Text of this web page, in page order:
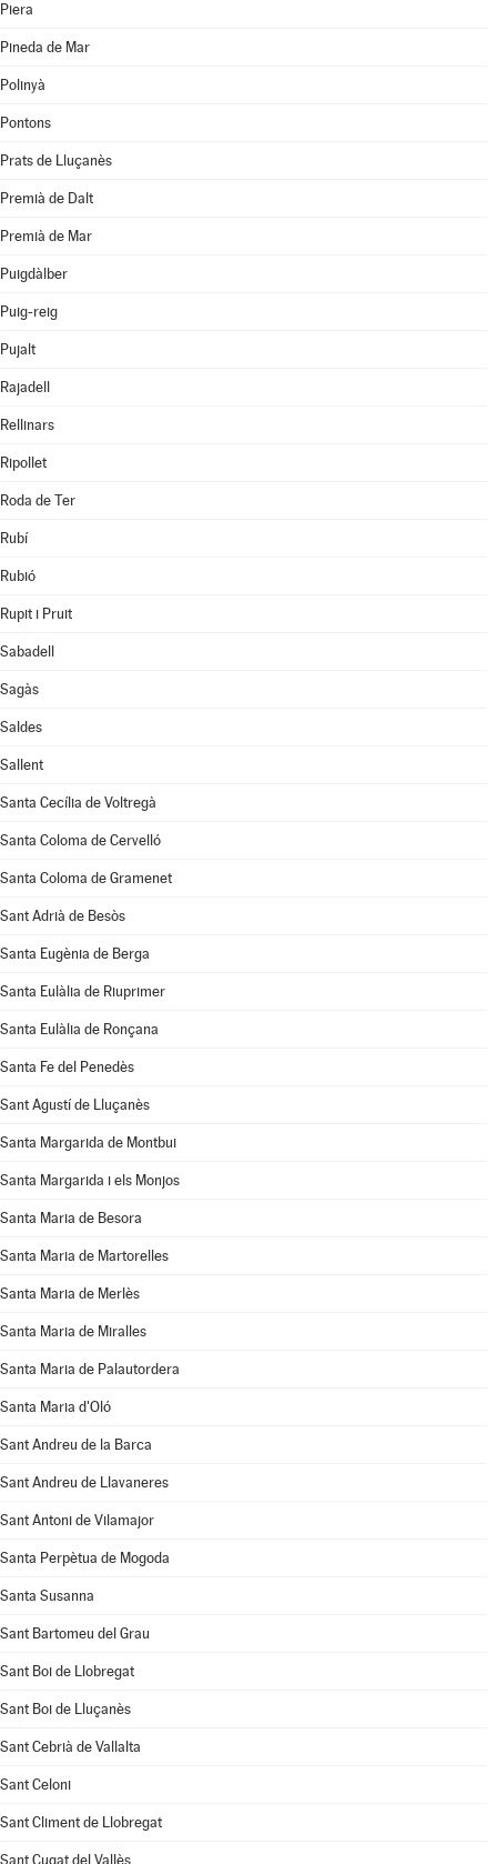
Piera
Pineda de Mar
Polinyà
Pontons
Prats de Lluçanès
Premià de Dalt
Premià de Mar
Puigdàlber
Puig-reig
Pujalt
Rajadell
Rellinars
Ripollet
Roda de Ter
Rubí
Rubió
Rupit i Pruit
Sabadell
Sagàs
Saldes
Sallent
Santa Cecília de Voltregà
Santa Coloma de Cervelló
Santa Coloma de Gramenet
Sant Adrià de Besòs
Santa Eugènia de Berga
Santa Eulàlia de Riuprimer
Santa Eulàlia de Ronçana
Santa Fe del Penedès
Sant Agustí de Lluçanès
Santa Margarida de Montbui
Santa Margarida i els Monjos
Santa Maria de Besora
Santa Maria de Martorelles
Santa Maria de Merlès
Santa Maria de Miralles
Santa Maria de Palautordera
Santa Maria d'Oló
Sant Andreu de la Barca
Sant Andreu de Llavaneres
Sant Antoni de Vilamajor
Santa Perpètua de Mogoda
Santa Susanna
Sant Bartomeu del Grau
Sant Boi de Llobregat
Sant Boi de Lluçanès
Sant Cebrià de Vallalta
Sant Celoni
Sant Climent de Llobregat
Sant Cugat del Vallès